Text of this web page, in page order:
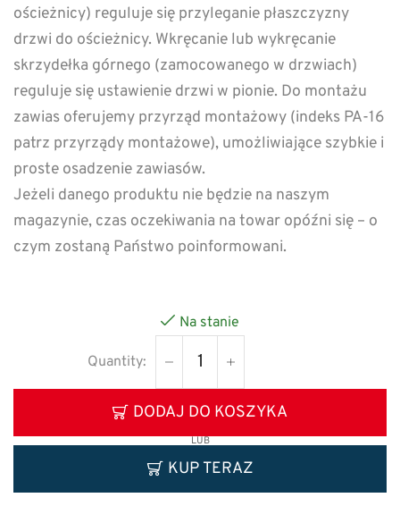
ościeżnicy) reguluje się przyleganie płaszczyzny
drzwi do ościeżnicy. Wkręcanie lub wykręcanie
skrzydełka górnego (zamocowanego w drzwiach)
reguluje się ustawienie drzwi w pionie. Do montażu
zawias oferujemy przyrząd montażowy (indeks PA-16
patrz przyrządy montażowe), umożliwiające szybkie i
proste osadzenie zawiasów.
Jeżeli danego produktu nie będzie na naszym
magazynie, czas oczekiwania na towar opóźni się – o
czym zostaną Państwo poinformowani.
Na stanie
DODAJ DO KOSZYKA
LUB
KUP TERAZ